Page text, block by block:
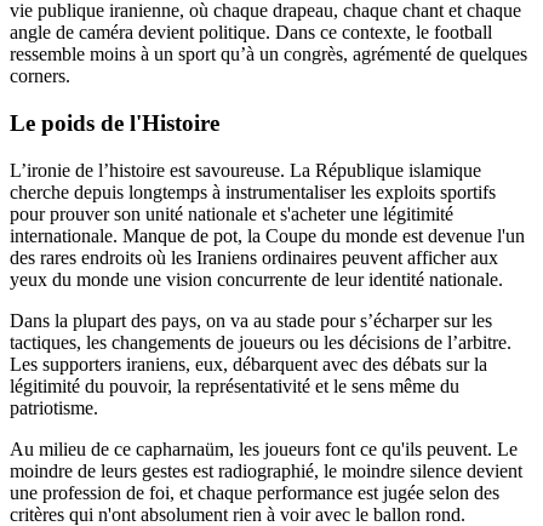
vie publique iranienne, où chaque drapeau, chaque chant et chaque
angle de caméra devient politique. Dans ce contexte, le football
ressemble moins à un sport qu’à un congrès, agrémenté de quelques
corners.
Le poids de l'Histoire
L’ironie de l’histoire est savoureuse. La République islamique
cherche depuis longtemps à instrumentaliser les exploits sportifs
pour prouver son unité nationale et s'acheter une légitimité
internationale. Manque de pot, la Coupe du monde est devenue l'un
des rares endroits où les Iraniens ordinaires peuvent afficher aux
yeux du monde une vision concurrente de leur identité nationale.
Dans la plupart des pays, on va au stade pour s’écharper sur les
tactiques, les changements de joueurs ou les décisions de l’arbitre.
Les supporters iraniens, eux, débarquent avec des débats sur la
légitimité du pouvoir, la représentativité et le sens même du
patriotisme.
Au milieu de ce capharnaüm, les joueurs font ce qu'ils peuvent. Le
moindre de leurs gestes est radiographié, le moindre silence devient
une profession de foi, et chaque performance est jugée selon des
critères qui n'ont absolument rien à voir avec le ballon rond.